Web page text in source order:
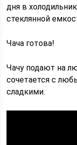
дня в
стеклянной
Чача готова!
Чачу подают на
сочетается с
сладкими.